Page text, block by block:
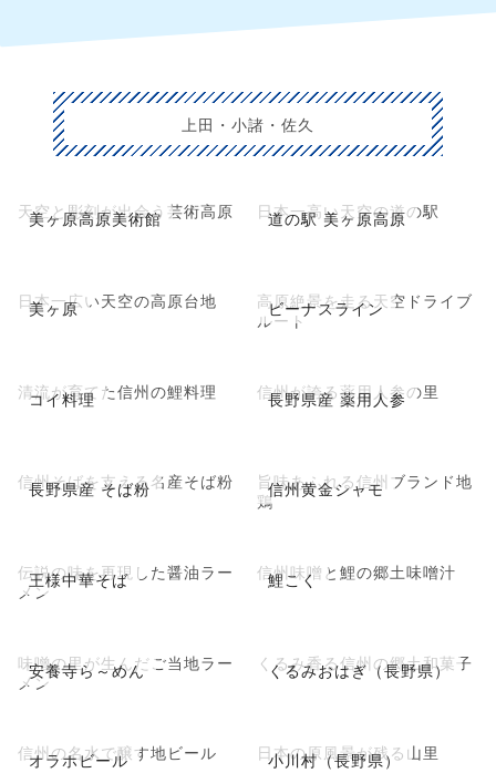
上田・小諸・佐久
美ヶ原高原美術館
天空と彫刻が出会う芸術高原 道の駅 美ヶ原高原
日本一高い天空の道の駅
美ヶ原
日本一広い天空の高原台地 ビーナスライン
高原絶景を走る天空ドライブ
ルート
コイ料理
清流が育てた信州の鯉料理 長野県産 薬用人参
信州が誇る薬用人参の里
長野県産 そば粉
信州そばを支える名産そば粉 信州黄金シャモ
旨味あふれる信州ブランド地
鶏
王様中華そば
伝説の味を再現した醤油ラー
メン
鯉こく
信州味噌と鯉の郷土味噌汁
安養寺ら～めん
味噌の里が生んだご当地ラー
メン
くるみおはぎ（長野県）
くるみ香る信州の郷土和菓子
オラホビール
信州の名水で醸す地ビール 小川村（長野県）
日本の原風景が残る山里